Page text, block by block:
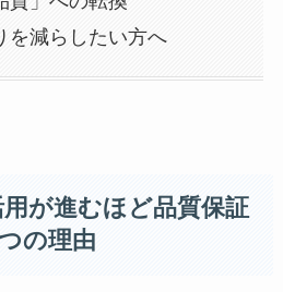
を減らしたい方へ
が進むほど品質保証
の理由